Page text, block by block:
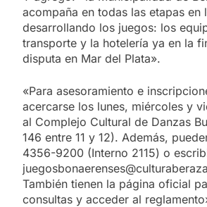
acompaña en todas las etapas en
desarrollando los juegos: los
transporte y la hotelería ya en la
disputa en Mar del Plata».
«Para asesoramiento e
acercarse los lunes, miércoles y
al Complejo Cultural de Danzas
146 entre 11 y 12). Además,
4356-9200 (Interno 2115) o
También tienen la página oficial
consultas y acceder al